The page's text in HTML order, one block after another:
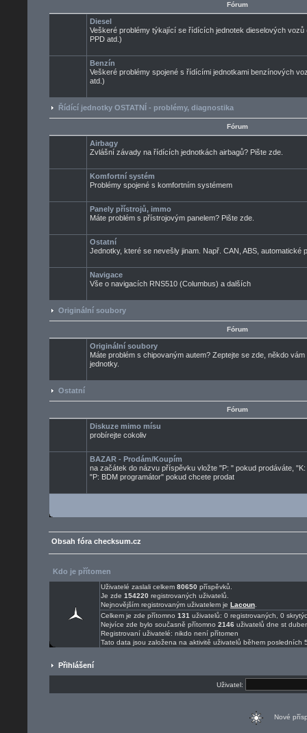
Fórum
Diesel
Veškeré problémy týkající se řídících jednotek dieselových vozů
PPD atd.)
Benzín
Veškeré problémy spojené s řídícími jednotkami benzínových
atd.)
Řídící jednotky OSTATNÍ - problémy, diagnostika
Fórum
Airbagy
Zvlášní závady na řídících jednotkách airbagů? Pište zde.
Komfortní systém
Problémy spojené s komfortním systémem
Panely přístrojů, immo
Máte problém s přístrojovým panelem? Pište zde.
Ostatní
Jednotky, které se nevešly jinam. Např. CAN, ABS, automatické
Navigace
Vše o navigacích RNS510 (Columbus) a dalších
Originální soubory
Fórum
Originální soubory
Máte problém s chipovaným autem? Zeptejte se zde, někdo
jednotky.
Ostatní
Fórum
Diskuze mimo mísu
probírejte cokoliv
BAZAR - Prodám/Koupím
na začátek do názvu příspěvku vložte "P: " pokud prodáváte,
"P: BDM programátor" pokud chcete prodat
Obsah fóra checksum.cz
Kdo je přítomen
Uživatelé zaslali celkem 80650 příspěvků.
Je zde 154220 registrovaných uživatelů.
Nejnovějším registrovaným uživatelem je Lacoun
Celkem je zde přítomno 131 uživatelů: 0 registrovaných, 0
Nejvíce zde bylo současně přítomno 2146 uživatelů dne st
Registrovaní uživatelé: nikdo není přítomen
Tato data jsou založena na aktivitě uživatelů během posledních
Přihlášení
Uživatel:
Nové